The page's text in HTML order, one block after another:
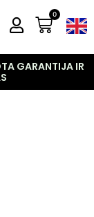
0
GARANTIJA IR